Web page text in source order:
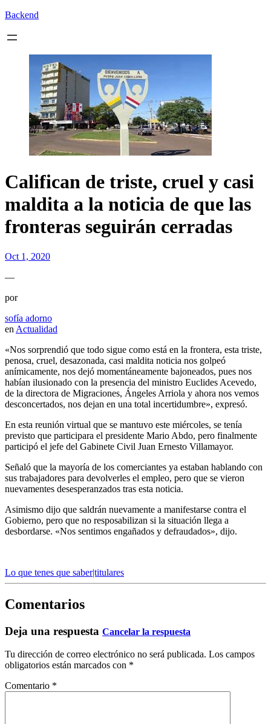
Backend
Califican de triste, cruel y casi
maldita a la noticia de que las
fronteras seguirán cerradas
Oct 1, 2020
—
por
sofía adorno
en Actualidad
«Nos sorprendió que todo sigue como está en la frontera, esta triste,
penosa, cruel, desazonada, casi maldita noticia nos golpeó
anímicamente, nos dejó momentáneamente bajoneados, pues nos
habían ilusionado con la presencia del ministro Euclides Acevedo,
de la directora de Migraciones, Ángeles Arriola y ahora nos vemos
desconcertados, nos dejan en una total incertidumbre», expresó.
En esta reunión virtual que se mantuvo este miércoles, se tenía
previsto que participara el presidente Mario Abdo, pero finalmente
participó el jefe del Gabinete Civil Juan Ernesto Villamayor.
Señaló que la mayoría de los comerciantes ya estaban hablando con
sus trabajadores para devolverles el empleo, pero que se vieron
nuevamentes desesperanzados tras esta noticia.
Asimismo dijo que saldrán nuevamente a manifestarse contra el
Gobierno, pero que no resposabilizan si la situación llega a
desbordarse. «Nos sentimos engañados y defraudados», dijo.
Lo que tenes que saber|titulares
Comentarios
Deja una respuesta Cancelar la respuesta
Tu dirección de correo electrónico no será publicada. Los campos
obligatorios están marcados con *
Comentario *